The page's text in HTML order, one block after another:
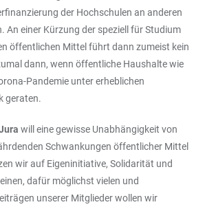
der Hochschulen an anderen
An einer Kürzung der speziell für Studium
öffentlichen Mittel führt dann zumeist kein
dann, wenn öffentliche Haushalte wie
Pandemie unter erheblichen
geraten.
will eine gewisse Unabhängigkeit von
Schwankungen öffentlicher Mittel
wir auf Eigeninitiative, Solidarität und
dafür möglichst vielen und
unserer Mitglieder wollen wir